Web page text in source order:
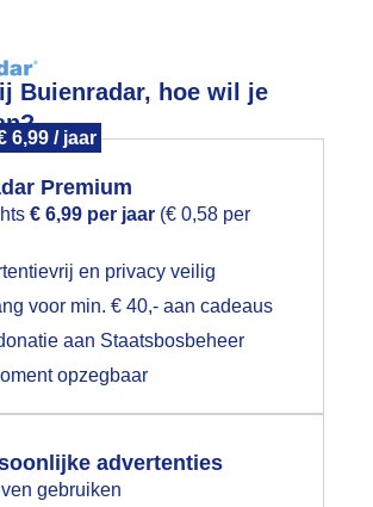
Buienradar, hoe wil je
6,99 / jaar
Premium
€ 6,99 per jaar (€ 0,58 per
en privacy veilig
voor min. € 40,- aan cadeaus
aan Staatsbosbeheer
opzegbaar
advertenties
gebruiken
video Weerzine
je locatie gebruiken voor
het weer?
hier nog geen akkoord op hebt
verschijnt er zo een pop-up uit
waarin deze toestemming
gevraagd wordt.